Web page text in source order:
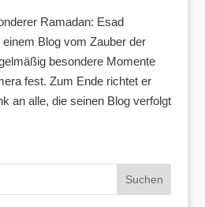
Ramadan: Esad
einem Blog vom Zauber der
besondere Momente
fest. Zum Ende richtet er
an alle, die seinen Blog verfolgt